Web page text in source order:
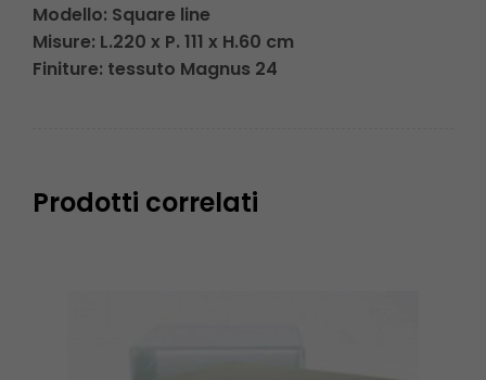
Modello: Square line
Misure: L.220 x P. 111 x H.60 cm
Finiture: tessuto Magnus 24
Prodotti correlati